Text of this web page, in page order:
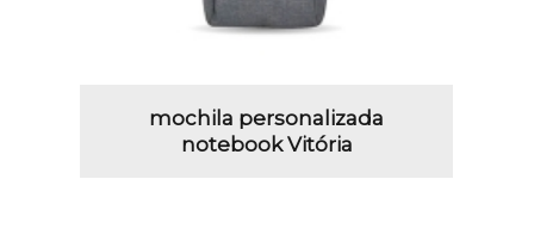
mochila personalizada
notebook Vitória